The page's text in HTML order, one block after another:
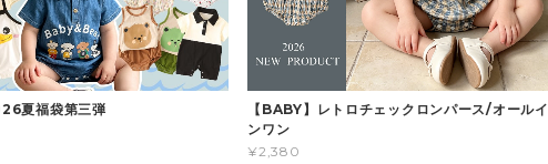
夏福袋第三弾
【BABY】レトロチェックロンパース/オールイ
ンワン
¥2,380